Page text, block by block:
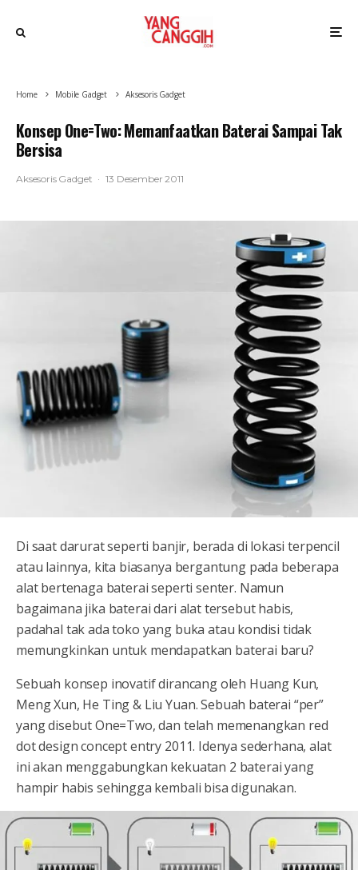
Home Mobile Gadget Aksesoris Gadget
Konsep One=Two: Memanfaatkan Baterai Sampai Tak
Bersisa
Aksesoris Gadget · 13 Desember 2011
Di saat darurat seperti banjir, berada di lokasi terpencil
atau lainnya, kita biasanya bergantung pada beberapa
alat bertenaga baterai seperti senter. Namun
bagaimana jika baterai dari alat tersebut habis,
padahal tak ada toko yang buka atau kondisi tidak
memungkinkan untuk mendapatkan baterai baru?
Sebuah konsep inovatif dirancang oleh Huang Kun,
Meng Xun, He Ting & Liu Yuan. Sebuah baterai “per”
yang disebut One=Two, dan telah memenangkan red
dot design concept entry 2011. Idenya sederhana, alat
ini akan menggabungkan kekuatan 2 baterai yang
hampir habis sehingga kembali bisa digunakan.